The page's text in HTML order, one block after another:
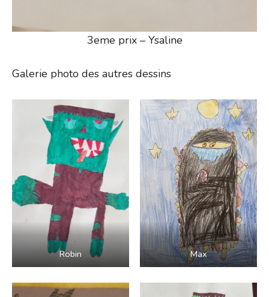
3eme prix – Ysaline
Galerie photo des autres dessins
Robin Max